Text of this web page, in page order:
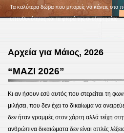
Τα καλύτερα δώρα που μπορείς να κάνεις στα
υπευθυνότητας και τα φτερά της ανεξαρτησίας
Αρχεία για Μάιος, 2026
“ΜΑΖΙ 2026”
Κι αν ήσουν εσύ αυτός που στερείται τη
μιλήσει, που δεν έχει το δικαίωμα να
δεν ήταν γραμμές στον χάρτη αλλά τείχη
ανθρώπινα δικαιώματα δεν είναι απλές